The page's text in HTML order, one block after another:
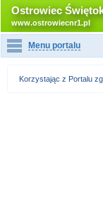
Ostrowiec
www.ostrowiecnr1.pl
Menu portalu
Korzystając z Portalu